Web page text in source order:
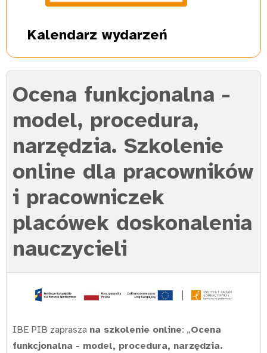
Kalendarz wydarzeń
Ocena funkcjonalna -
model, procedura,
narzędzia. Szkolenie
online dla pracowników
i pracowniczek
placówek doskonalenia
nauczycieli
IBE PIB zaprasza na szkolenie online: „Ocena
funkcjonalna - model, procedura, narzędzia.